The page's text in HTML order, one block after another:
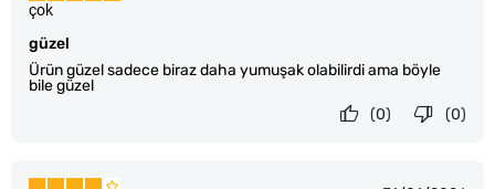
güzel
Ürün güzel sadece biraz daha yumuşak olabilirdi ama böyle
bile güzel
çok
(0)
(0)